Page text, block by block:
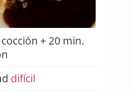
+ 20 min.
difícil